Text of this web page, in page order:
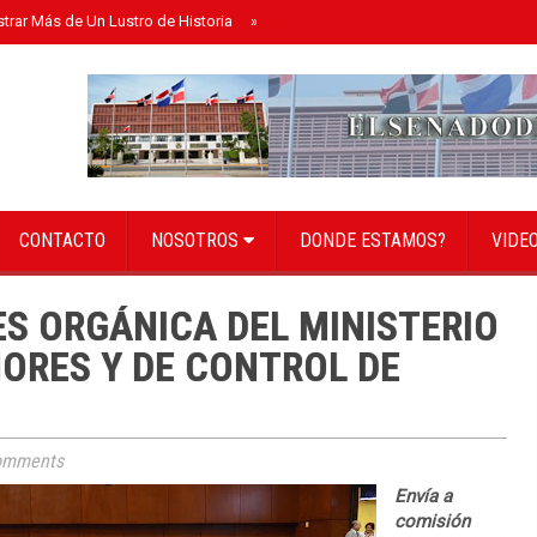
Más de Un Lustro de Historia » Senado instala bufete directivo para el
CONTACTO NOSOTROS DONDE ESTAMOS?
ORGÁNICA DEL MINISTERIO
Y DE CONTROL DE
Envía a
comisión